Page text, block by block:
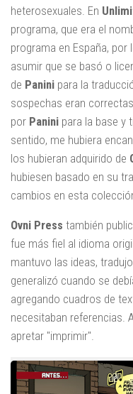
heterosexuales. En
programa, que era el
programa en España,
asumir que se basó o
de Panini para la
sospechas eran
por Panini para la base y
sentido, me hubiera
los hubieran adquirido de
hubiesen basado en su
cambios en esta
Ovni Press también
fue más fiel al idioma
mantuvo las ideas,
generalizó cuando se
agregando cuadros de
necesitaban referencias.
apretar "imprimir".